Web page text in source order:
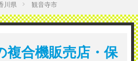
川県 観音寺市
複合機販売店・保